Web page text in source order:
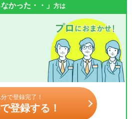
かった・・」 方は
分で登録完了！
登録する！